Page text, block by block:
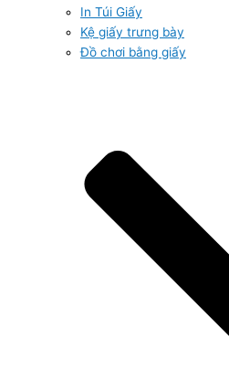
In Túi Giấy
Kệ giấy trưng bày
Đồ chơi bằng giấy